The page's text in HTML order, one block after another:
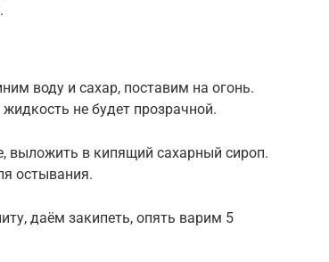
воду и сахар, поставим на огонь.
не будет прозрачной.
выложить в кипящий сахарный сироп.
остывания.
даём закипеть, опять варим 5